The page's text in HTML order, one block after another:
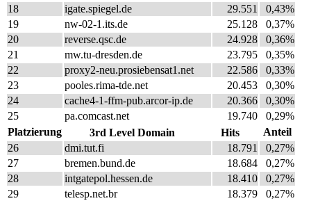
18
igate.spiegel.de 29.551
0,43%
19
nw-02-1.its.de 25.128
0,37%
20
reverse.qsc.de 24.928
0,36%
21
mw.tu-dresden.de 23.795
0,35%
22
proxy2-neu.prosiebensat1.net 22.586
0,33%
23
pooles.rima-tde.net 20.453
0,30%
24
cache4-1-ffm-pub.arcor-ip.de 20.366
0,30%
25
pa.comcast.net 19.740
0,29%
Platzierung
3rd Level Domain Hits
Anteil
26
dmi.tut.fi 18.791
0,27%
27
bremen.bund.de 18.684
0,27%
28
intgatepol.hessen.de 18.410
0,27%
29
telesp.net.br 18.379
0,27%